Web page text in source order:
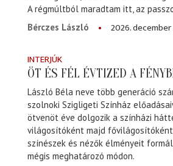
A régmúltból maradtam itt, az
Bérczes László
2026. december
INTERJÚK
ÖT ÉS FÉL ÉVTIZED A
László Béla neve több generáció
szolnoki Szigligeti Színház
ötvenöt éve dolgozik a színházi
világosítóként majd fővilágosítóként
színészek és nézők élményeit
mégis meghatározó módon.